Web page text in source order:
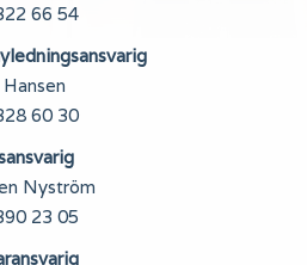
66 54
60 30
Nyström
23 05